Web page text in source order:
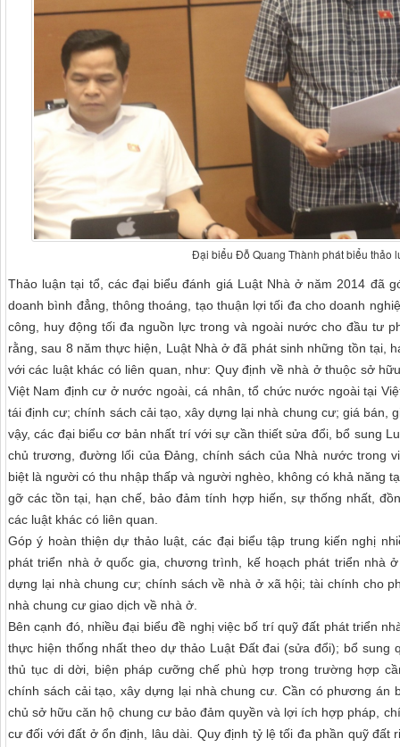
Đại biểu Đỗ Quang Thành phát biểu thảo
Thảo luận tại tổ, các đại biểu đánh giá Luật Nhà ở năm 2014 đã
doanh bình đẳng, thông thoáng, tạo thuận lợi tối đa cho doanh
công, huy động tối đa nguồn lực trong và ngoài nước cho đầu tư
rằng, sau 8 năm thực hiện, Luật Nhà ở đã phát sinh những tồn tại,
với các luật khác có liên quan, như: Quy định về nhà ở thuộc sở
Việt Nam định cư ở nước ngoài, cá nhân, tổ chức nước ngoài tại
tái định cư; chính sách cải tạo, xây dựng lại nhà chung cư; giá bán,
vậy, các đại biểu cơ bản nhất trí với sự cần thiết sửa đổi, bổ sung
chủ trương, đường lối của Đảng, chính sách của Nhà nước trong
biệt là người có thu nhập thấp và người nghèo, không có khả năng
gỡ các tồn tại, hạn chế, bảo đảm tính hợp hiến, sự thống nhất,
các luật khác có liên quan.
Góp ý hoàn thiện dự thảo luật, các đại biểu tập trung kiến nghị
phát triển nhà ở quốc gia, chương trình, kế hoạch phát triển nhà
dựng lại nhà chung cư; chính sách về nhà ở xã hội; tài chính cho
nhà chung cư giao dịch về nhà ở.
Bên cạnh đó, nhiều đại biểu đề nghị việc bố trí quỹ đất phát triển
thực hiện thống nhất theo dự thảo Luật Đất đai (sửa đổi); bổ sung
thủ tục di dời, biện pháp cưỡng chế phù hợp trong trường hợp
chính sách cải tạo, xây dựng lại nhà chung cư. Cần có phương án
chủ sở hữu căn hộ chung cư bảo đảm quyền và lợi ích hợp pháp,
cư đối với đất ở ổn định, lâu dài. Quy định tỷ lệ tối đa phần quỹ đất